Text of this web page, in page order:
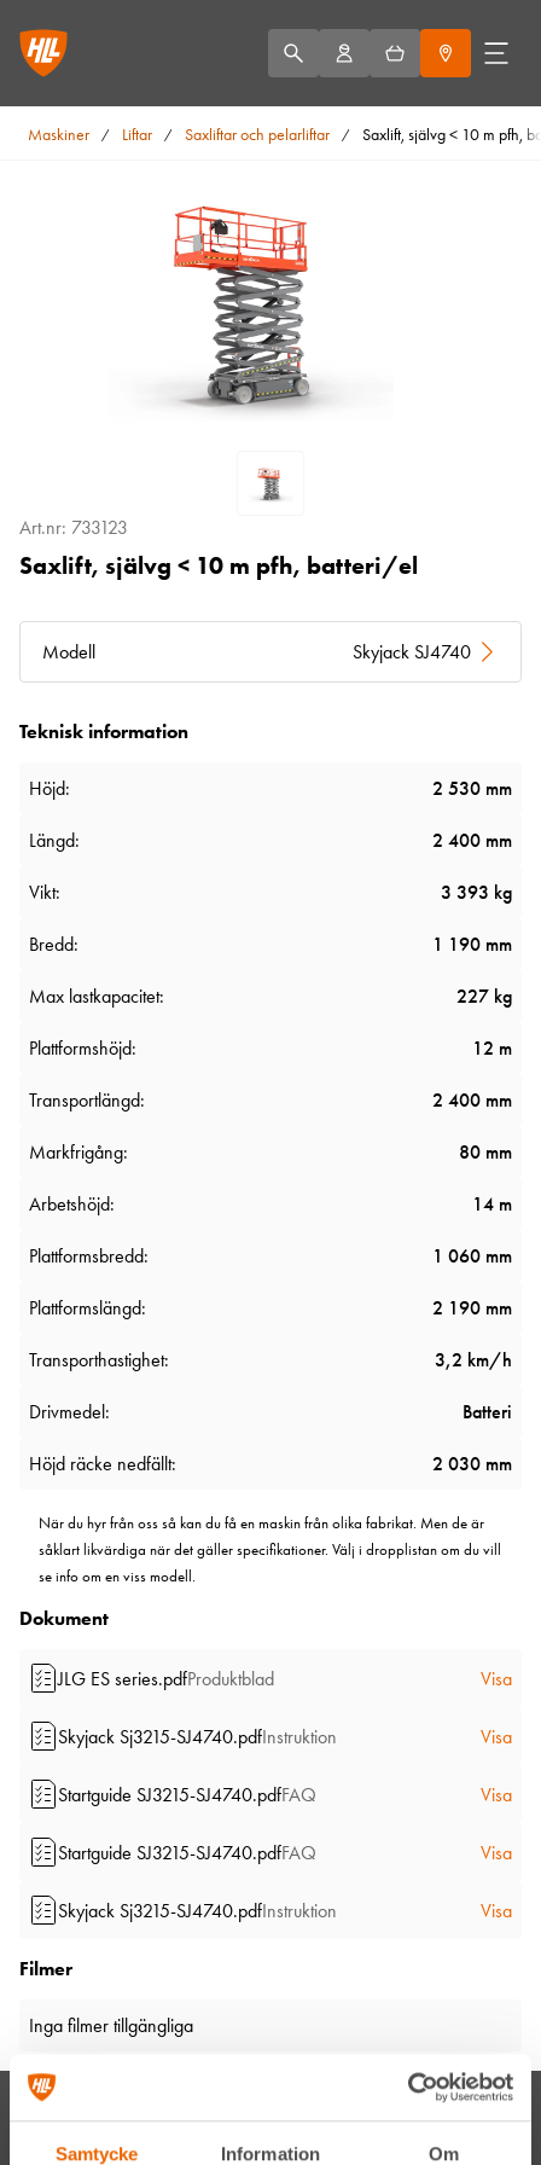
Samtycke Information Om
Maskiner / Liftar / Saxliftar och pelarliftar / Saxlift, självg < 10 m pfh,
Art.nr: 733123
Saxlift, självg < 10 m pfh, batteri/el
Modell Skyjack SJ4740
Teknisk information
Höjd: 2 530 mm
Längd: 2 400 mm
Vikt: 3 393 kg
Bredd: 1 190 mm
Max lastkapacitet: 227 kg
Plattformshöjd: 12 m
Transportlängd: 2 400 mm
Markfrigång: 80 mm
Arbetshöjd: 14 m
Plattformsbredd: 1 060 mm
Plattformslängd: 2 190 mm
Transporthastighet: 3,2 km/h
Drivmedel: Batteri
Höjd räcke nedfällt: 2 030 mm
När du hyr från oss så kan du få en maskin från olika fabrikat. Men de är
såklart likvärdiga när det gäller specifikationer. Välj i dropplistan om du vill
se info om en viss modell.
Dokument
JLG ES series.pdfProduktblad Visa
Skyjack Sj3215-SJ4740.pdfInstruktion Visa
Startguide SJ3215-SJ4740.pdfFAQ Visa
Startguide SJ3215-SJ4740.pdfFAQ Visa
Skyjack Sj3215-SJ4740.pdfInstruktion Visa
Filmer
Inga filmer tillgängliga